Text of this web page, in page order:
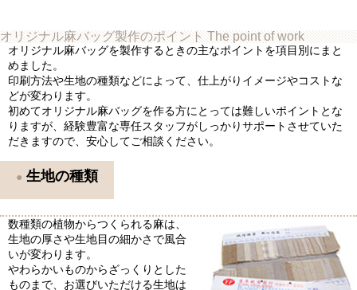
オリジナル麻バッグ製作のポイントThe point of work
オリジナル麻バッグを製作するときの主なポイントを項目別にまと
めました。
印刷方法や生地の種類などによって、仕上がりイメージやコストな
どが変わります。
初めてオリジナル麻バッグを作る方にとっては難しいポイントとな
りますが、経験豊富な専任スタッフがしっかりサポートさせていた
だきますので、安心してご相談ください。
生地の種類
数種類の植物からつくられる麻は、
生地の厚さや生地目の細かさで風合
いが変わります。
やわらかいものからざっくりとした
ものまで、お選びいただける生地は